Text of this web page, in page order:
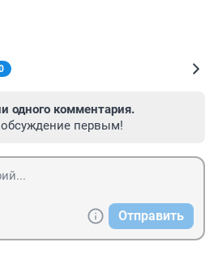
одного комментария.
первым!
Отправить